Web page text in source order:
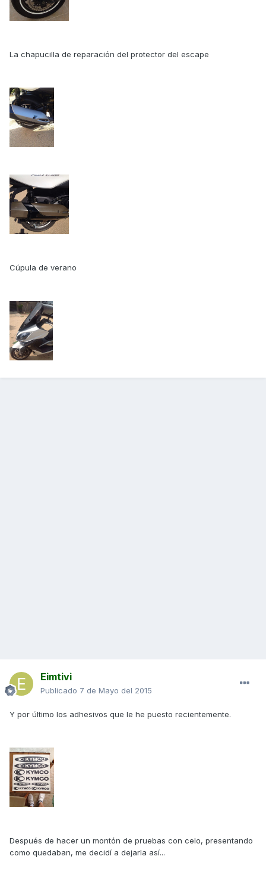
La chapucilla de reparación del protector del escape
Cúpula de verano
Eimtivi
Publicado 7 de Mayo del 2015
Y por último los adhesivos que le he puesto recientemente.
Después de hacer un montón de pruebas con celo, presentando
como quedaban, me decidí a dejarla así...